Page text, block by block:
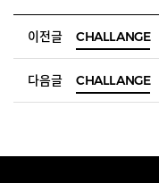
이전글 CHALLANGE
다음글 CHALLANGE